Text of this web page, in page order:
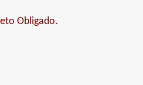
Obligado.